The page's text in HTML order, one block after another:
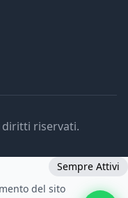
diritti riservati.
Sempre Attivi
del sito